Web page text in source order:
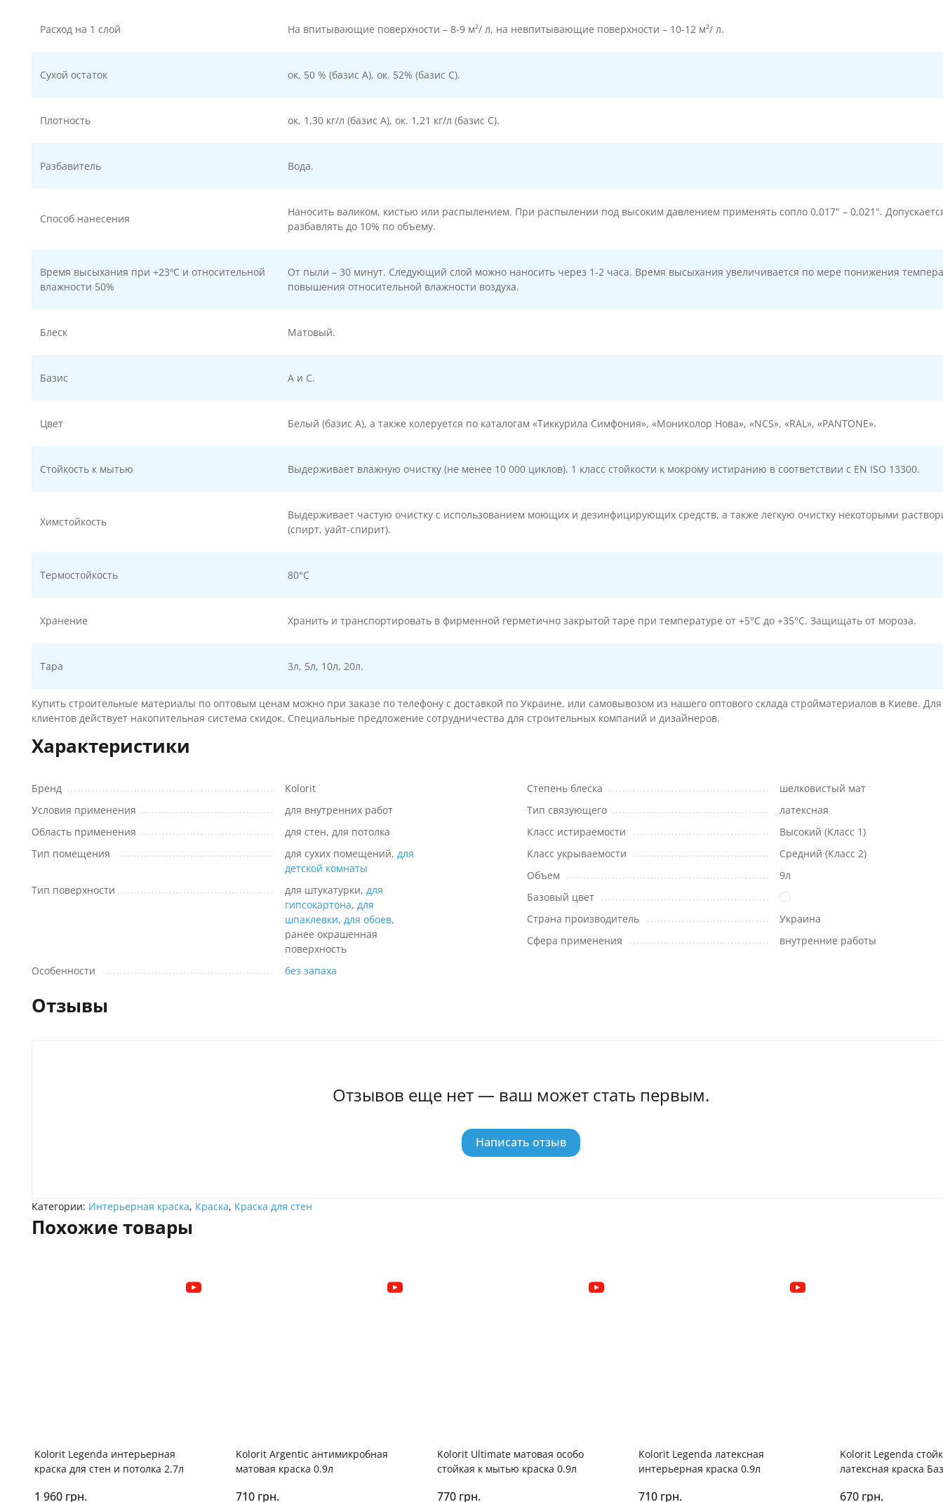
Расход на 1 слой На впитывающие поверхности – 8-9 м²/ л, на невпитывающие поверхности – 10-12 м²/ л.
Сухой остаток ок. 50 % (базис А), ок. 52% (базис С).
Плотность ок. 1,30 кг/л (базис А), ок. 1,21 кг/л (базис С).
Разбавитель Вода.
Способ нанесения
Наносить валиком, кистью или распылением. При распылении под высоким давлением применять сопло 0,017" – 0,021".
разбавлять до 10% по объему.
Время высыхания при +23ºС и относительной
влажности 50%
От пыли – 30 минут. Следующий слой можно наносить через 1-2 часа. Время высыхания увеличивается по мере понижения
повышения относительной влажности воздуха.
Блеск Матовый.
Базис А и С.
Цвет Белый (базис А), а также колеруется по каталогам «Тиккурила Симфония», «Мониколор Нова», «NCS», «RAL», «PANTONE».
Стойкость к мытью Выдерживает влажную очистку (не менее 10 000 циклов). 1 класс стойкости к мокрому истиранию в соответствии с EN ISO 13300.
Химстойкость
Выдерживает частую очистку с использованием моющих и дезинфицирующих средств, а также легкую очистку некоторыми
(спирт, уайт-спирит).
Термостойкость 80°С
Хранение Хранить и транспортировать в фирменной герметично закрытой таре при температуре от +5°С до +35°С. Защищать от мороза.
Тара 3л, 5л, 10л, 20л.
Купить строительные материалы по оптовым ценам можно при заказе по телефону с доставкой по Украине, или самовывозом из нашего оптового склада стройматериалов в Киеве.
клиентов действует накопительная система скидок. Специальные предложение сотрудничества для строительных компаний и дизайнеров.
Характеристики
Бренд
Kolorit
Условия применения
для внутренних работ
Область применения
для стен, для потолка
Тип помещения
для сухих помещений, для
детской комнаты
Тип поверхности
для штукатурки, для
гипсокартона, для
шпаклевки, для обоев,
ранее окрашенная
поверхность
Особенности
без запаха
Степень блеска
шелковистый мат
Тип связующего
латексная
Класс истираемости
Высокий (Класс 1)
Класс укрываемости
Средний (Класс 2)
Объем
9л
Базовый цвет
Страна производитель
Украина
Сфера применения
внутренние работы
Отзывы
Отзывов еще нет — ваш может стать первым.
Написать отзыв
Категории: Интерьерная краска, Краска, Краска для стен
Похожие товары
Kolorit Legenda интерьерная
краска для стен и потолка 2.7л
1 960 грн.
Kolorit Argentic антимикробная
матовая краска 0.9л
710 грн.
Kolorit Ultimate матовая особо
стойкая к мытью краска 0.9л
770 грн.
Kolorit Legenda латексная
интерьерная краска 0.9л
710 грн.
Kolorit Legenda
латексная краска
670 грн.